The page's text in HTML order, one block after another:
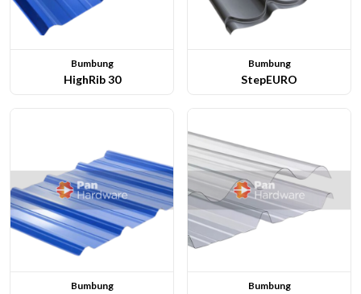
Bumbung
HighRib 30
Bumbung
StepEURO
Bumbung Bumbung